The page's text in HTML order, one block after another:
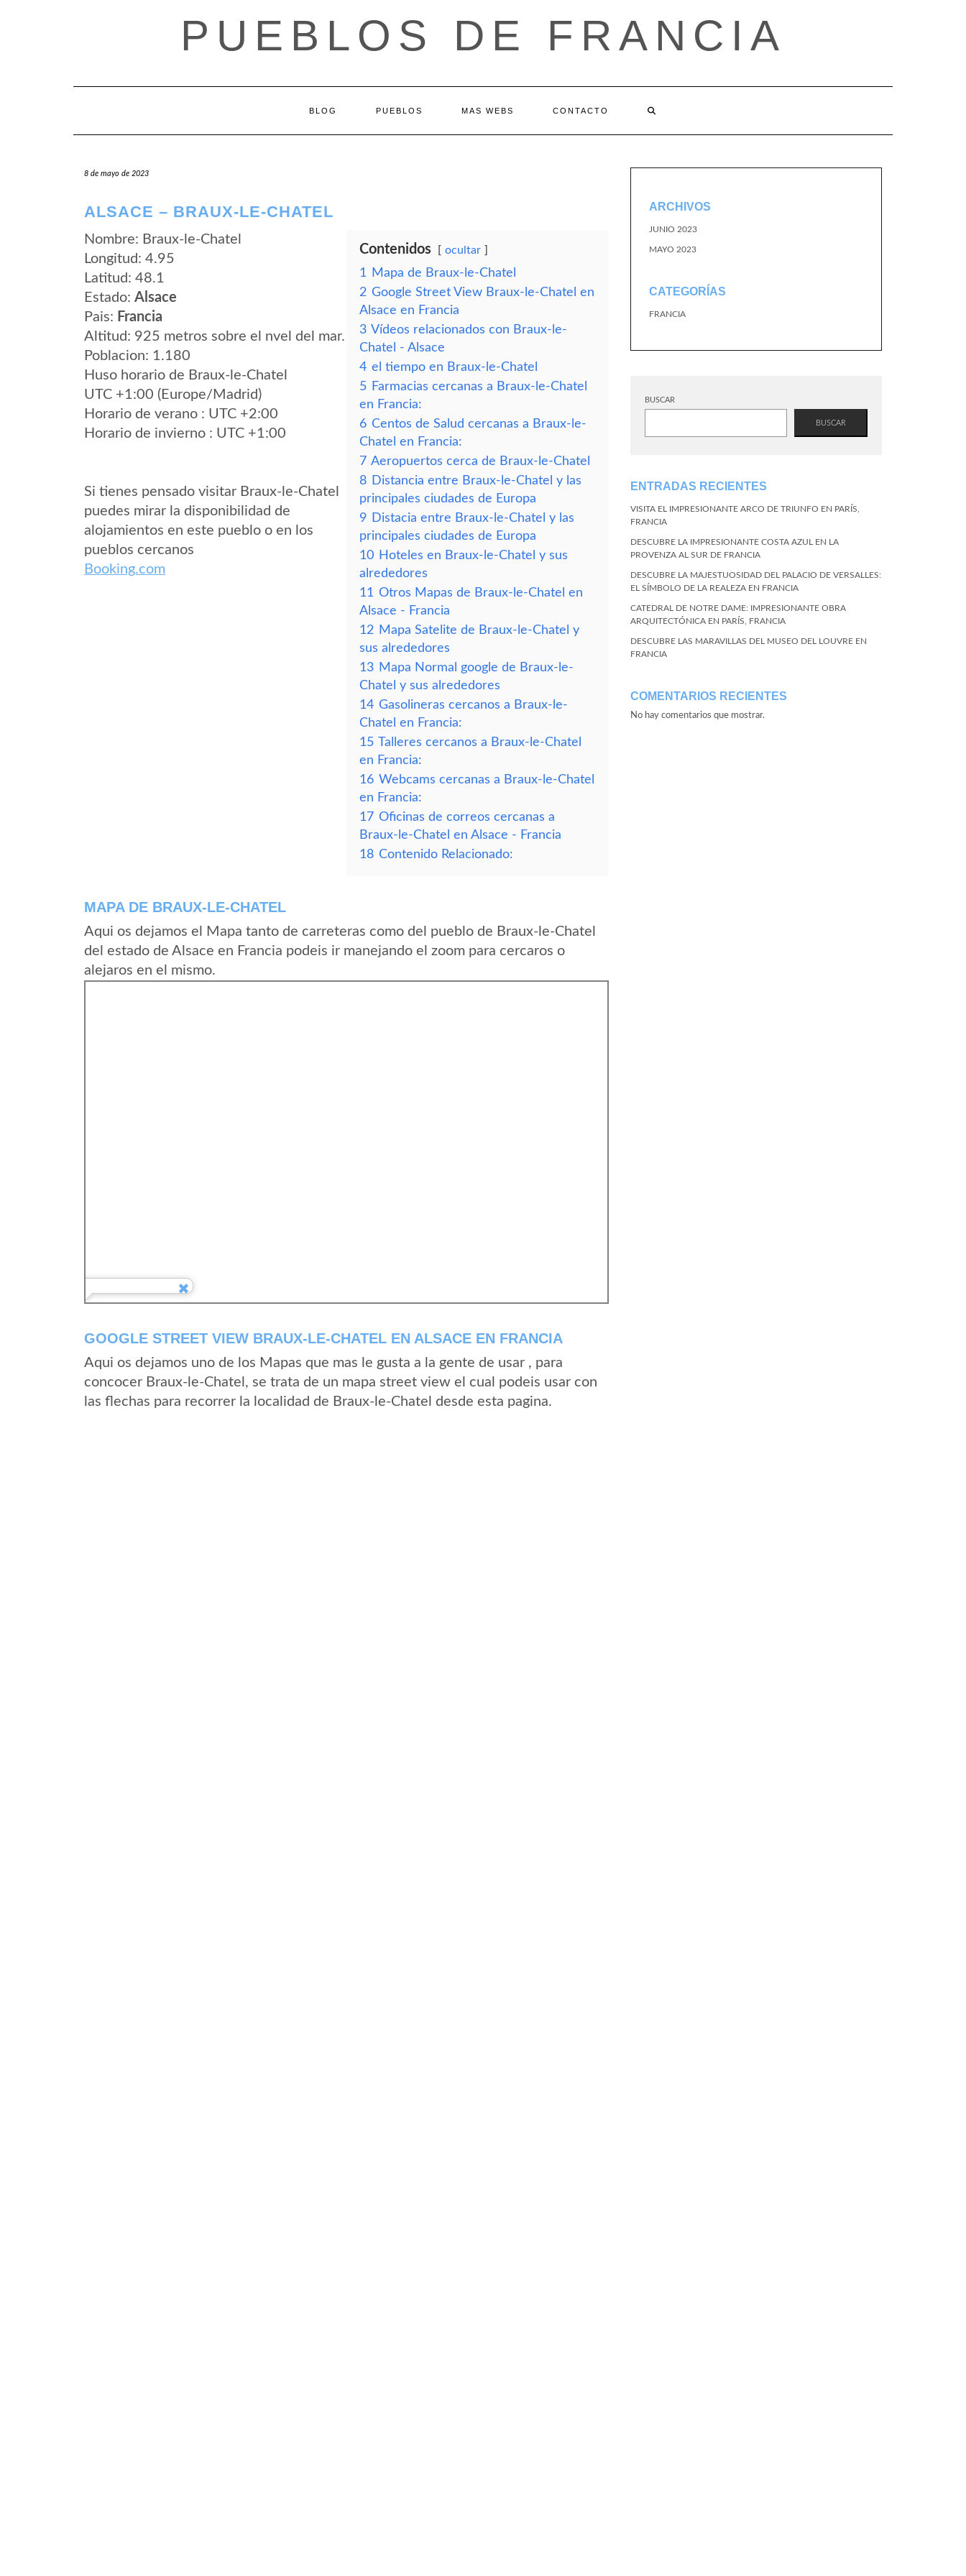
PUEBLOS DE FRANCIA
BLOG PUEBLOS MAS WEBS CONTACTO
8 de mayo de 2023
ALSACE – BRAUX-LE-CHATEL
Nombre: Braux-le-Chatel
Longitud: 4.95
Latitud: 48.1
Estado: Alsace
Pais: Francia
Altitud: 925 metros sobre el nvel del mar.
Poblacion: 1.180
Huso horario de Braux-le-Chatel
UTC +1:00 (Europe/Madrid)
Horario de verano : UTC +2:00
Horario de invierno : UTC +1:00
Si tienes pensado visitar Braux-le-Chatel
puedes mirar la disponibilidad de
alojamientos en este pueblo o en los
pueblos cercanos
Booking.com
Contenidos ocultar
1
Mapa de Braux-le-Chatel
2 Google Street View Braux-le-Chatel en
Alsace en Francia
3 Vídeos relacionados con Braux-le-
Chatel - Alsace
4 el tiempo en Braux-le-Chatel
5 Farmacias cercanas a Braux-le-Chatel
en Francia:
6 Centos de Salud cercanas a Braux-le-
Chatel en Francia:
7 Aeropuertos cerca de Braux-le-Chatel
8 Distancia entre Braux-le-Chatel y las
principales ciudades de Europa
9 Distacia entre Braux-le-Chatel y las
principales ciudades de Europa
10 Hoteles en Braux-le-Chatel y sus
alrededores
11 Otros Mapas de Braux-le-Chatel en
Alsace - Francia
12 Mapa Satelite de Braux-le-Chatel y
sus alrededores
13 Mapa Normal google de Braux-le-
Chatel y sus alrededores
14 Gasolineras cercanos a Braux-le-
Chatel en Francia:
15 Talleres cercanos a Braux-le-Chatel
en Francia:
16 Webcams cercanas a Braux-le-Chatel
en Francia:
17 Oficinas de correos cercanas a
Braux-le-Chatel en Alsace - Francia
18 Contenido Relacionado:
MAPA DE BRAUX-LE-CHATEL
Aqui os dejamos el Mapa tanto de carreteras como del pueblo de Braux-le-Chatel
del estado de Alsace en Francia podeis ir manejando el zoom para cercaros o
alejaros en el mismo.
GOOGLE STREET VIEW BRAUX-LE-CHATEL EN ALSACE EN FRANCIA
Aqui os dejamos uno de los Mapas que mas le gusta a la gente de usar , para
concocer Braux-le-Chatel, se trata de un mapa street view el cual podeis usar con
las flechas para recorrer la localidad de Braux-le-Chatel desde esta pagina.
ARCHIVOS
JUNIO 2023
MAYO 2023
CATEGORÍAS
FRANCIA
BUSCAR
BUSCAR
ENTRADAS RECIENTES
VISITA EL IMPRESIONANTE ARCO DE TRIUNFO EN PARÍS,
FRANCIA
DESCUBRE LA IMPRESIONANTE COSTA AZUL EN LA
PROVENZA AL SUR DE FRANCIA
DESCUBRE LA MAJESTUOSIDAD DEL PALACIO DE VERSALLES:
EL SÍMBOLO DE LA REALEZA EN FRANCIA
CATEDRAL DE NOTRE DAME: IMPRESIONANTE OBRA
ARQUITECTÓNICA EN PARÍS, FRANCIA
DESCUBRE LAS MARAVILLAS DEL MUSEO DEL LOUVRE EN
FRANCIA
COMENTARIOS RECIENTES
No hay comentarios que mostrar.